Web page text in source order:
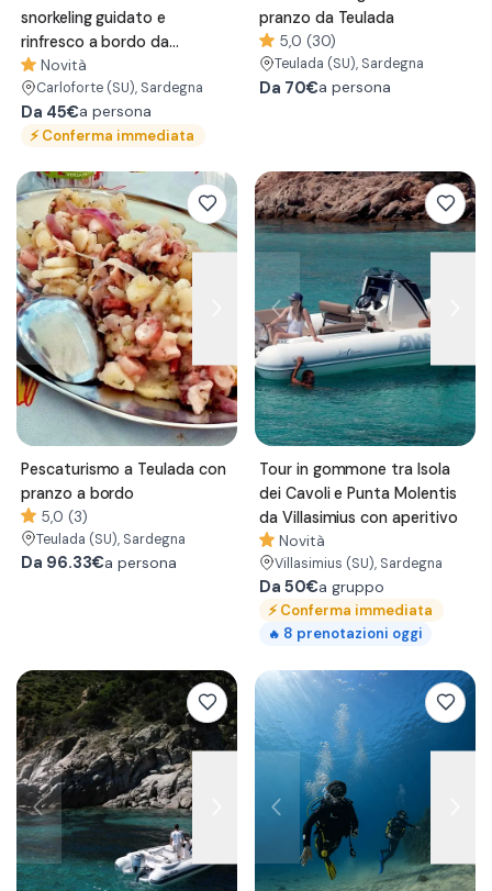
snorkeling guidato e
rinfresco a bordo da
Carloforte
Novità
Carloforte (SU), Sardegna
Da 45€a persona
⚡Conferma immediata
pranzo da Teulada
5,0 (30)
Teulada (SU), Sardegna
Da 70€a persona
Pescaturismo a Teulada con
pranzo a bordo
5,0 (3)
Teulada (SU), Sardegna
Da 96.33€a persona
Tour in gommone tra Isola
dei Cavoli e Punta Molentis
da Villasimius con aperitivo
Novità
Villasimius (SU), Sardegna
Da 50€a gruppo
⚡Conferma immediata
🔥 8 prenotazioni oggi